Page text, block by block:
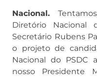
Nacional.
Diretório Nacional
Secretário Rubens
o projeto de
Nacional do PSDC
nosso Presidente